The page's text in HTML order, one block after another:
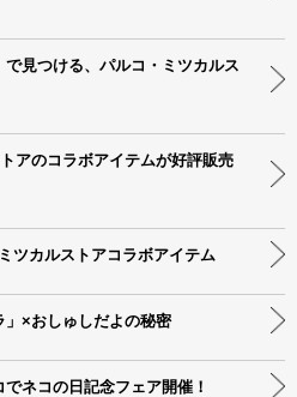
見つける、パルコ・ミツカルス
アのコラボアイテムが好評販売
ツカルストアコラボアイテム
」×おしゅしだよの秘密
ネコの日記念フェア開催！